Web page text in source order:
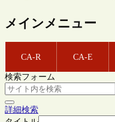
メインメニュー
CA-R CA-E
検索フォーム
詳細検索